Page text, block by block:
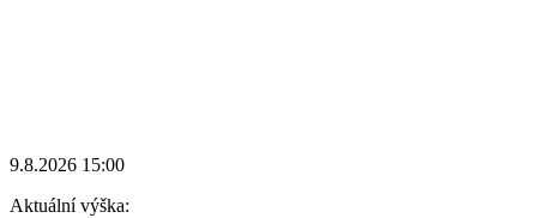
9.8.2026 15:00
Aktuální výška: